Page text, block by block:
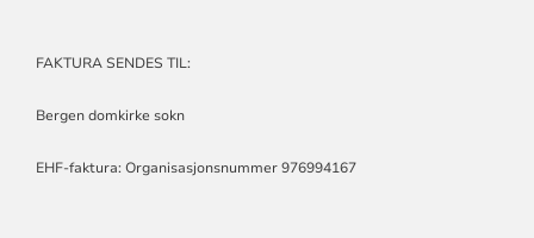
FAKTURA SENDES TIL:
Bergen domkirke sokn
EHF-faktura: Organisasjonsnummer 976994167